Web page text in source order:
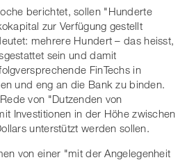
berichtet, sollen "Hunderte
zur Verfügung gestellt
mehrere Hundert – das heisst,
sein und damit
FinTechs in
und eng an die Bank zu binden.
von "Dutzenden von
Investitionen in der Höhe zwischen
unterstützt werden sollen.
von einer "mit der Angelegenheit